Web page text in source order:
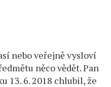
nebo veřejně vysloví
něco vědět. Pan
13. 6. 2018 chlubil, že